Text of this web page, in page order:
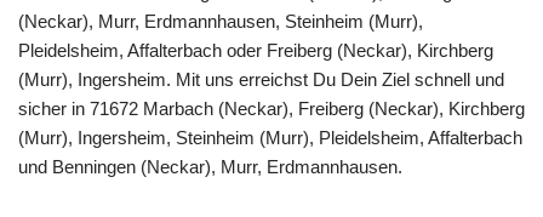
(Neckar), Murr, Erdmannhausen, Steinheim (Murr),
Pleidelsheim, Affalterbach oder Freiberg (Neckar), Kirchberg
(Murr), Ingersheim. Mit uns erreichst Du Dein Ziel schnell und
sicher in 71672 Marbach (Neckar), Freiberg (Neckar), Kirchberg
(Murr), Ingersheim, Steinheim (Murr), Pleidelsheim, Affalterbach
und Benningen (Neckar), Murr, Erdmannhausen.